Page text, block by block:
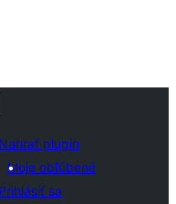
Nahrať plugin
Moje obľúbené
Prihlásiť sa